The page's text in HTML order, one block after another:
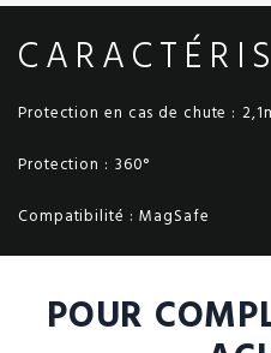
Protection en cas de chute :
Protection : 360°
Compatibilité : MagSafe
POUR